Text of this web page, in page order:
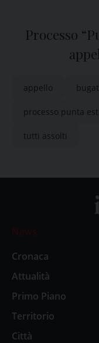
Processo
appello
processo punta est
tutti assolti
News
Cronaca
Attualità
Primo Piano
Territorio
Città